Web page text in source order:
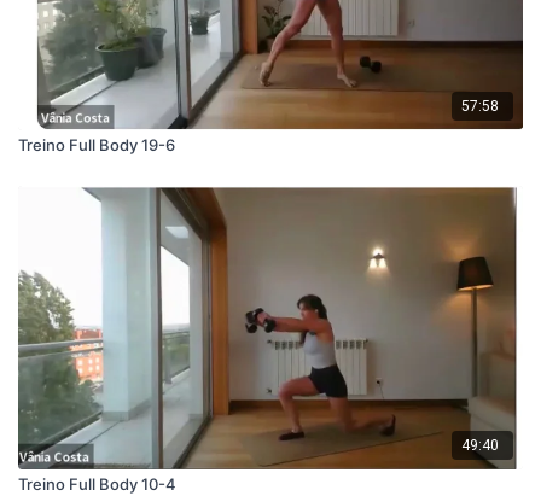
57:58
Treino Full Body 19-6
49:40
Treino Full Body 10-4